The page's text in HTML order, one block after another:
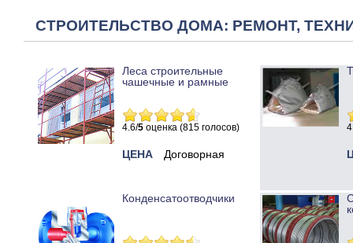
СТРОИТЕЛЬСТВО ДОМА: РЕМОНТ,
Леса строительные
чашечные и рамные
4.6/5 оценка (815 голосов)
ЦЕНА Договорная
Конденсатоотводчики